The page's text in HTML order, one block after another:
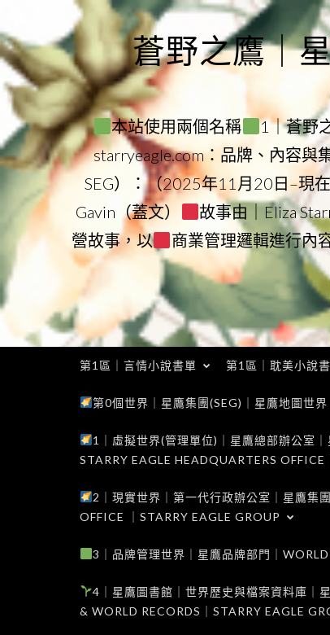
to
content
蒼野之鷹｜
本站使用兩個名稱 1｜蒼野
starryeagle.com：品牌、內容與
SEG）：（2025年11月20日–現在
Gavin（蓋文）
故事由｜Eliza
營故事，以
商業管理邏輯進行內
第1區｜言情小說書單 第1區｜耽美小說
第0個世界｜星鷹集團(SEG)｜星鷹地圖世
1｜虛擬世界(管理單位)｜星鷹總部辦公室
STARRY EAGLE HEADQUARTERS OFFICE
2｜現實世界｜第一代行政辦公室｜星鷹
OFFICE ｜STARRY EAGLE GROUP
3｜品牌管理世界｜星鷹品牌部門｜
4｜星鷹圖書館｜世界歷史與檔案資料庫｜
& WORLD RECORDS｜STARRY EAGLE